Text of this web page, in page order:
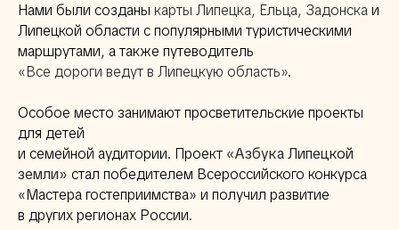
Нами были созданы карты Липецка, Ельца, Задонскаи
Липецкой области с популярными туристическими
маршрутами, а также путеводитель
«Все дороги ведут в Липецкую область».
Особое место занимают просветительские проекты
для детей
и семейной аудитории. Проект «Азбука Липецкой
земли» стал победителем Всероссийского конкурса
«Мастера гостеприимства» и получил развитие
в других регионах России.